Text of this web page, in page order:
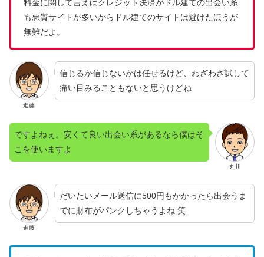
料金に関して言えばクレジット決済がドル建ての出会い系
も悪質サイトが多いからドル建てのサイトは避けたほうが
無難だよ。
進藤
信じるか信じないかは任せるけど、わざわざ試して
痛い目みることもないと思うけどね
丸川
ですよねぇ。安くて良い出会い系があるなら僕はそ
こを使いますよ
進藤
だいたいメール送信に500円もかかったら出会うま
でに財布がパンクしちゃうよね 笑